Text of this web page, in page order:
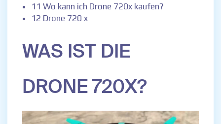
11 Wo kann ich Drone 720x kaufen?
12 Drone 720 x
WAS IST DIE
DRONE 720X?